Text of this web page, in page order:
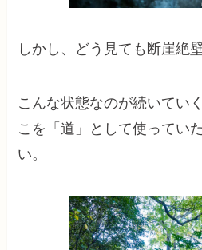
しかし、どう見ても断崖絶
こんな状態なのが続いてい
こを「道」として使ってい
い。